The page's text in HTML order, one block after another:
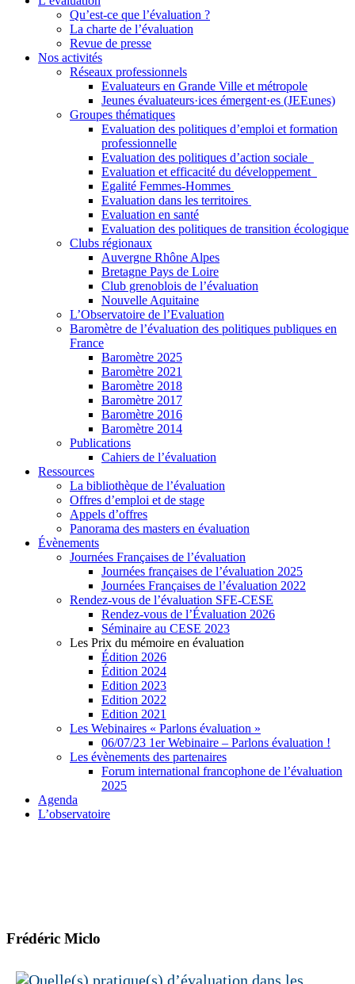
Qu’est-ce que l’évaluation ?
La charte de l’évaluation
Revue de presse
Nos activités
Réseaux professionnels
Evaluateurs en Grande Ville et métropole
Jeunes évaluateurs·ices émergent·es (JEEunes)
Groupes thématiques
Evaluation des politiques d’emploi et formation
professionnelle
Evaluation des politiques d’action sociale
Evaluation et efficacité du développement
Egalité Femmes-Hommes
Evaluation dans les territoires
Evaluation en santé
Evaluation des politiques de transition écologique
Clubs régionaux
Auvergne Rhône Alpes
Bretagne Pays de Loire
Club grenoblois de l’évaluation
Nouvelle Aquitaine
L’Observatoire de l’Evaluation
Baromètre de l’évaluation des politiques publiques en
France
Baromètre 2025
Baromètre 2021
Baromètre 2018
Baromètre 2017
Baromètre 2016
Baromètre 2014
Publications
Cahiers de l’évaluation
Ressources
La bibliothèque de l’évaluation
Offres d’emploi et de stage
Appels d’offres
Panorama des masters en évaluation
Évènements
Journées Françaises de l’évaluation
Journées françaises de l’évaluation 2025
Journées Françaises de l’évaluation 2022
Rendez-vous de l’évaluation SFE-CESE
Rendez-vous de l’Évaluation 2026
Séminaire au CESE 2023
Les Prix du mémoire en évaluation
Édition 2026
Édition 2024
Edition 2023
Edition 2022
Edition 2021
Les Webinaires « Parlons évaluation »
06/07/23 1er Webinaire – Parlons évaluation !
Les évènements des partenaires
Forum international francophone de l’évaluation
2025
Agenda
L’observatoire
Frédéric Miclo